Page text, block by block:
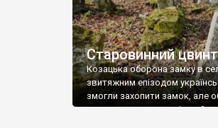
Старовинний
Козацька оборона замку в
звитяжним епізодом
змогли захопити замок, але
поховали на цвинтарі, який